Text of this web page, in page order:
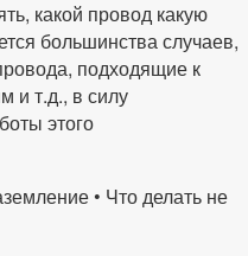
какой провод какую
большинства случаев,
подходящие к
и т.д., в силу
этого